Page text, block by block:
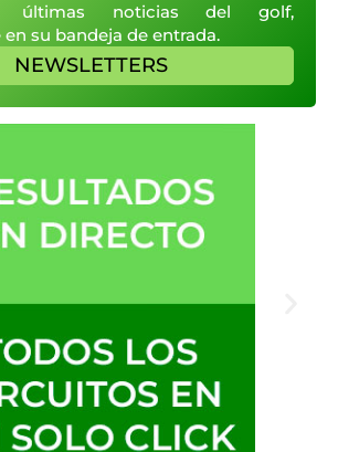
últimas noticias del golf,
su bandeja de entrada.
NEWSLETTERS